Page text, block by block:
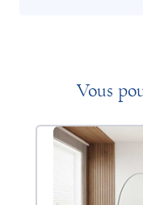
Vous